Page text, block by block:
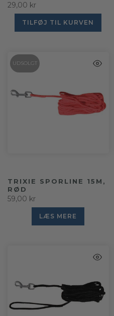
29,00 kr
TILFØJ TIL KURVEN
UDSOLGT
TRIXIE SPORLINE 15M,
RØD
59,00 kr
LÆS MERE